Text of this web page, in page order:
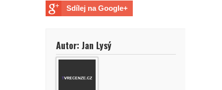
Sdílej na Google+
Autor: Jan Lysý